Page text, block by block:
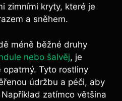
zimními kryty, které je
a sněhem.
méně běžné druhy
nebo šalvěj, je
Tyto rostliny
údržbu a péči, aby
zatímco většina